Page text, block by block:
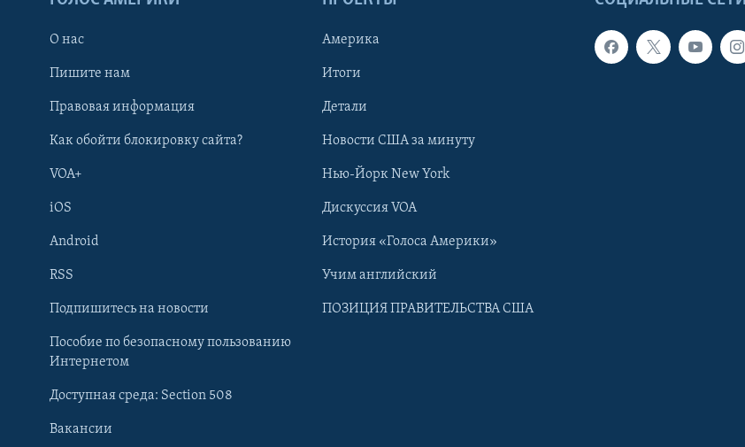
Learning English
О нас
Пишите нам
Правовая информация
Как обойти блокировку сайта?
VOA+
iOS
Android
RSS
Подпишитесь на новости
Пособие по безопасному пользованию
Интернетом
Доступная среда: Section 508
Вакансии
Америка
Итоги
Детали
Новости США за минуту
Нью-Йорк New York
Дискуссия VOA
История «Голоса Америки»
Учим английский
ПОЗИЦИЯ ПРАВИТЕЛЬСТВА США